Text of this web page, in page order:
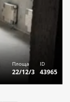
Площа
22/12/3
ID
43965